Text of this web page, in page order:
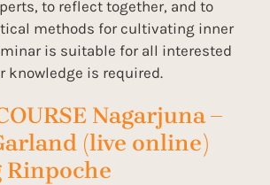
to reflect together, and to
methods for cultivating inner
is suitable for all interested
knowledge is required.
Nagarjuna –
(live online)
Rinpoche